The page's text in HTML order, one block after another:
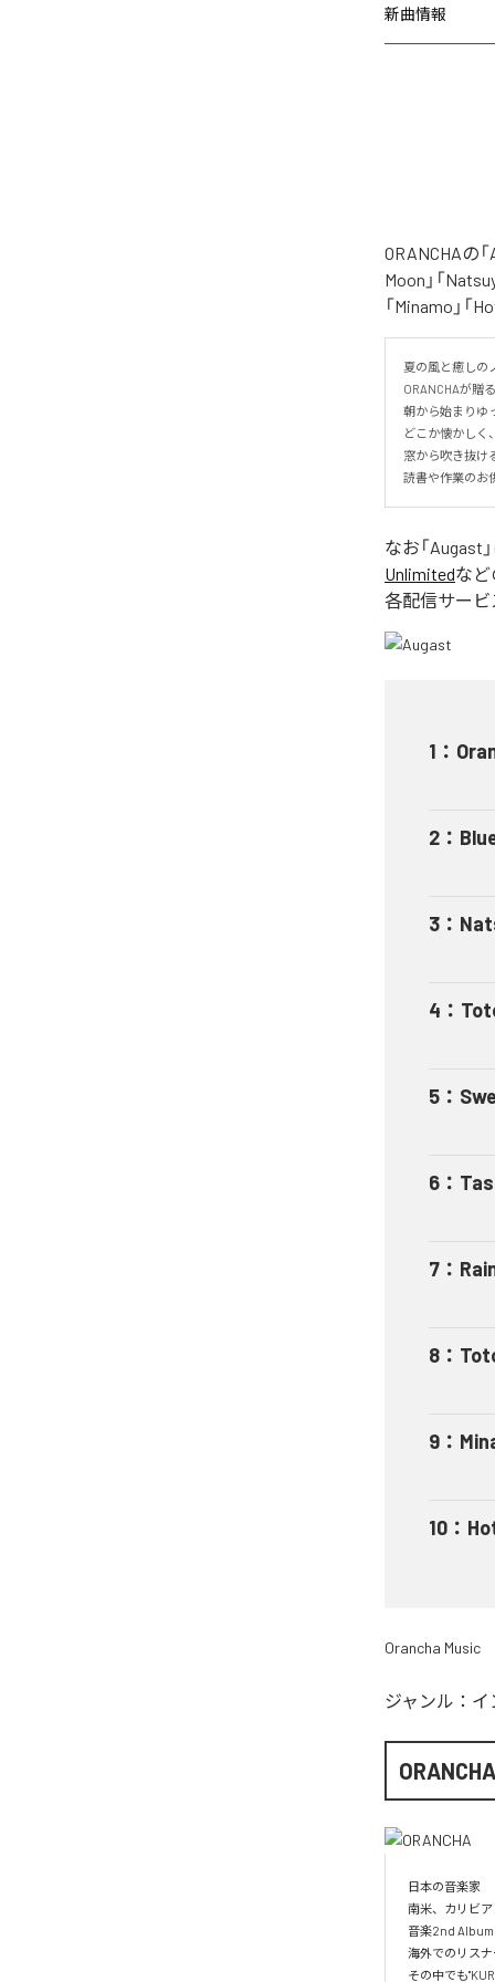
新曲情報
ORANCHAの
Moon」「
「Minamo」「
夏の風と癒しの
ORANCHAが贈
朝から始まりゆ
どこか懐かしく
窓から吹き抜け
読書や作業のお
なお「Augast
Unlimitedなど
各配信サービ
1 ：
2 ：
3 ：
4 ：
5 ：
6 ：
7 ：
8 ：
9 ：
10 ：
Orancha Music
ジャンル： イ
ORANCHA
日本の音楽家
南米、カリビ
音楽2nd
海外でのリス
その中でも